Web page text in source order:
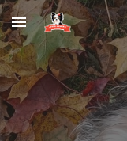
Skip to main content